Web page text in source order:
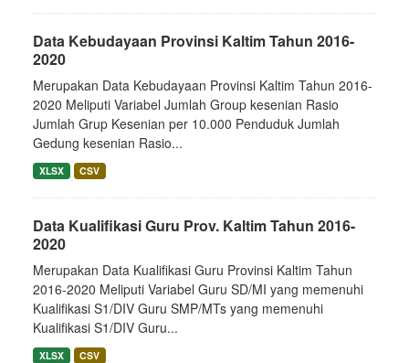
Data Kebudayaan Provinsi Kaltim Tahun 2016-
2020
Merupakan Data Kebudayaan Provinsi Kaltim Tahun 2016-
2020 Meliputi Variabel Jumlah Group kesenian Rasio
Jumlah Grup Kesenian per 10.000 Penduduk Jumlah
Gedung kesenian Rasio...
XLSX CSV
Data Kualifikasi Guru Prov. Kaltim Tahun 2016-
2020
Merupakan Data Kualifikasi Guru Provinsi Kaltim Tahun
2016-2020 Meliputi Variabel Guru SD/MI yang memenuhi
Kualifikasi S1/DIV Guru SMP/MTs yang memenuhi
Kualifikasi S1/DIV Guru...
XLSX CSV